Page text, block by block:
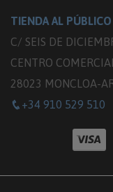
TIENDA AL PÚBLICO
C/ SEIS DE
CENTRO
28023 MONCLOA-
+34 910 529 510